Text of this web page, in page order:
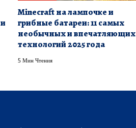
Minecraft на лампочке и
грибные батареи: 11 самых
необычных и впечатляющих
технологий 2025 года
5 Мин Чтения